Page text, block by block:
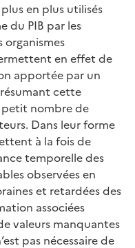
en plus utilisés
du PIB par les
organismes
en effet de
apportée par un
cette
petit nombre de
Dans leur forme
à la fois de
temporelle des
observées en
et retardées des
associées
valeurs manquantes
pas nécessaire de